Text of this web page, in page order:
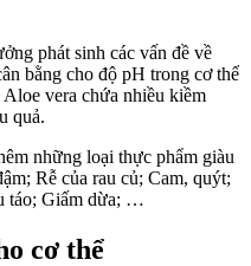
(P1)
phát sinh các vấn đề về
bằng cho độ pH trong cơ thể
vera chứa nhiều kiềm
quả.
những loại thực phẩm giàu
Rễ của rau củ; Cam, quýt;
táo; Giấm dừa; …
cơ thể